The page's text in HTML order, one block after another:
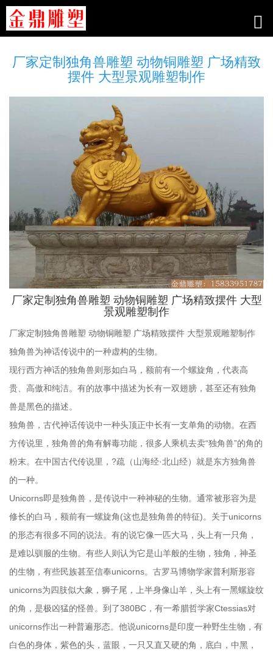
厂家定制独角兽雕塑 动物铜雕塑 广场精致
摆件 大型景观雕塑制作
厂家定制独角兽雕塑 动物铜雕塑 广场精致摆件 大型
景观雕塑制作
厂家定制独角兽雕塑 动物铜雕塑 广场精致摆件 大型景观雕塑制作
独角兽为神话传说中的一种虚构的生物。
现行西方神话的独角兽则形如白马，额前有一个螺旋角，代表高
贵、高傲和纯洁。有的故事中描述为长有一双翅膀，甚至还有独角
兽是黑色的描述。
独角兽，古代神话传说中一种头顶正中长有一支单角的动物。在西
方传说里，独角兽的角有解毒功能，很多人乘机去卖“独角兽”的角的
粉末。在中国古代传说里，?疏（山海经·北山经）就是东方独角兽
的一种。
Unicorns即是独角兽，是传说中一种神秘的生物。通常被形容为是
修长的白马，额前有一螺旋角(这也是独角兽的特征)。关于unicorns
的形态有很多不同的说法。有的说它像一匹大马，头上有一只角，
是难以驯服的生物。有些人则认为它是山羊般的生物，独角，神圣
的生物，有些民族甚至信奉unicorns。古罗马博物学家普利斯形容
unicorns为四肢似大象，狮子尾，上半身像山羊，头上有一黑螺旋纹
的角，是极凶猛的怪兽。到了380BC，有一希腊哲学家Ctessias对
unicorns作出一种普遍形态。他说unicorns是印度一种野生生物，有
白色的身体，紫色的头，蓝眼，一只又直又硬的角，底白，中黑，